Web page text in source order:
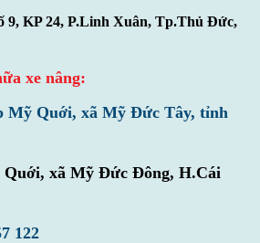
9, KP 24, P.Linh Xuân, Tp.Thủ Đức,
xe nâng:
Mỹ Quới, xã Mỹ Đức Tây, tỉnh
Quới, xã Mỹ Đức Đông, H.Cái
122